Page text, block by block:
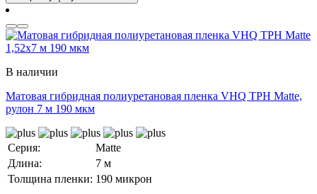
В наличии
Матовая гибридная полиуретановая пленка VHQ TPH Matte,
рулон 7 м 190 мкм
Серия:
Matte
Длина:
7 м
Толщина пленки: 190 микрон